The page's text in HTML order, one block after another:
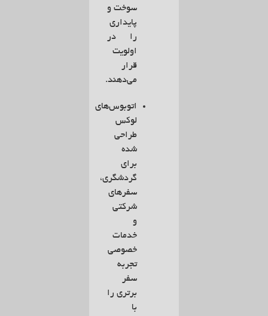
سوخت و
پایداری
را در
اولویت
قرار
می‌دهند.
اتوبوس‌های
لوکس
طراحی
شده
برای
گردشگری،
سفرهای
شرکتی
و
خدمات
خصوصی
تجربه
سفر
برتری را
با